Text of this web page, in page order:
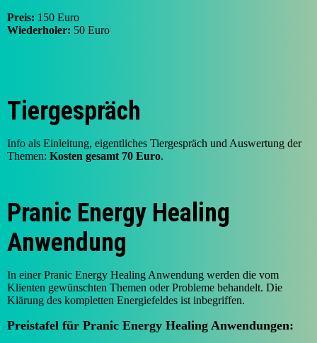
Preis: 150 Euro
Wiederholer: 50 Euro
Tiergespräch
Info als Einleitung, eigentliches Tiergespräch und Auswertung der
Themen: Kosten gesamt 70 Euro.
Pranic Energy Healing
Anwendung
In einer Pranic Energy Healing Anwendung werden die vom
Klienten gewünschten Themen oder Probleme behandelt. Die
Klärung des kompletten Energiefeldes ist inbegriffen.
Preistafel für Pranic Energy Healing Anwendungen: